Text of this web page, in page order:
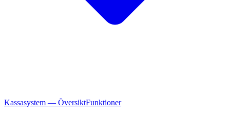
Kassasystem — ÖversiktFunktioner